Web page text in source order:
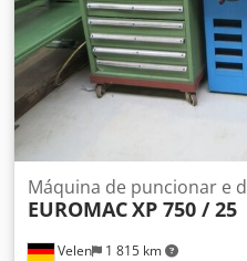
Velen 1 815 km
Máquina de puncionar e
EUROMACXP 750 / 25